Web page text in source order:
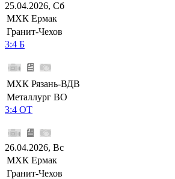
25.04.2026, Сб
МХК Ермак
Гранит-Чехов
3:4 Б
МХК Рязань-ВДВ
Металлург ВО
3:4 ОТ
26.04.2026, Вс
МХК Ермак
Гранит-Чехов